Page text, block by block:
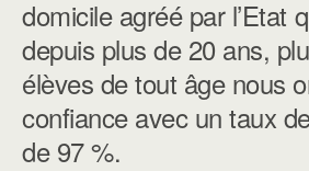
domicile agréé par l’Etat
depuis plus de 20 ans,
élèves de tout âge nous
confiance avec un taux
de 97 %.